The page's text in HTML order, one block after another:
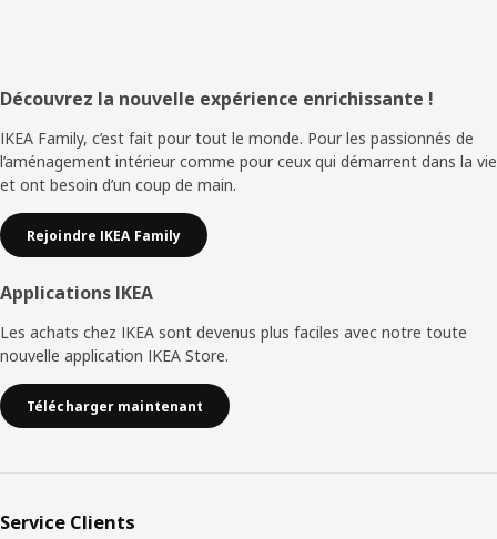
Pied
de
page
Découvrez la nouvelle expérience enrichissante !
IKEA Family, c’est fait pour tout le monde. Pour les passionnés de
l’aménagement intérieur comme pour ceux qui démarrent dans la vie
et ont besoin d’un coup de main.
Rejoindre IKEA Family
Applications IKEA
Les achats chez IKEA sont devenus plus faciles avec notre toute
nouvelle application IKEA Store.
Télécharger maintenant
Service Clients